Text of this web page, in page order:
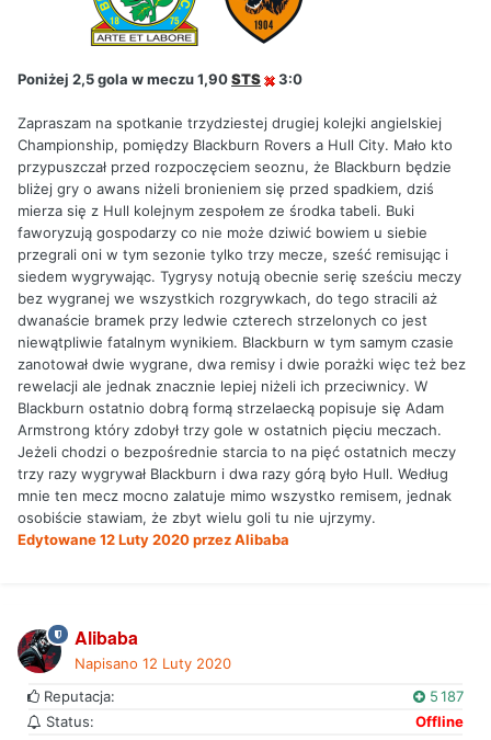
Poniżej 2,5 gola w meczu 1,90STS 3:0
Zapraszam na spotkanie trzydziestej drugiej kolejki angielskiej
Championship, pomiędzy Blackburn Rovers a Hull City. Mało kto
przypuszczał przed rozpoczęciem seoznu, że Blackburn będzie
bliżej gry o awans niżeli bronieniem się przed spadkiem, dziś
mierza się z Hull kolejnym zespołem ze środka tabeli. Buki
faworyzują gospodarzy co nie może dziwić bowiem u siebie
przegrali oni w tym sezonie tylko trzy mecze, sześć remisując i
siedem wygrywając. Tygrysy notują obecnie serię sześciu meczy
bez wygranej we wszystkich rozgrywkach, do tego stracili aż
dwanaście bramek przy ledwie czterech strzelonych co jest
niewątpliwie fatalnym wynikiem. Blackburn w tym samym czasie
zanotował dwie wygrane, dwa remisy i dwie porażki więc też bez
rewelacji ale jednak znacznie lepiej niżeli ich przeciwnicy. W
Blackburn ostatnio dobrą formą strzelaecką popisuje się Adam
Armstrong który zdobył trzy gole w ostatnich pięciu meczach.
Jeżeli chodzi o bezpośrednie starcia to na pięć ostatnich meczy
trzy razy wygrywał Blackburn i dwa razy górą było Hull. Według
mnie ten mecz mocno zalatuje mimo wszystko remisem, jednak
osobiście stawiam, że zbyt wielu goli tu nie ujrzymy.
Edytowane12 Luty 2020przez Alibaba
Alibaba
Napisano 12 Luty 2020
Reputacja:
5 187
Status:
Offline